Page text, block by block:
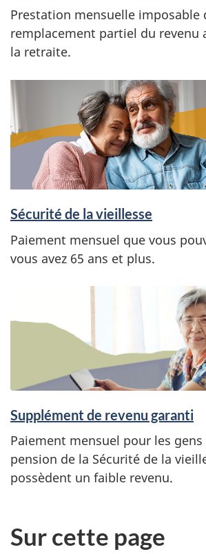
Prestation mensuelle imposable
remplacement partiel du revenu
la retraite.
Sécurité de la vieillesse
Paiement mensuel que vous
vous avez 65 ans et plus.
Supplément de revenu garanti
Paiement mensuel pour les
pension de la Sécurité de la
possèdent un faible revenu.
Sur cette page